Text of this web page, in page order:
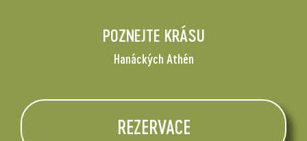
POZNEJTE KRÁSU
Hanáckých Athén
REZERVACE